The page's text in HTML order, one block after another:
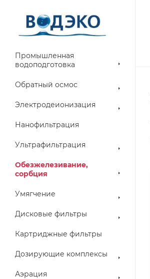
Промышленная
водоподготовка
Обратный осмос
Электродеионизация
Нанофильтрация
Ультрафильтрация
Обезжелезивание,
сорбция
Умягчение
Дисковые фильтры
Картриджные фильтры
Дозирующие комплексы
Аэрация